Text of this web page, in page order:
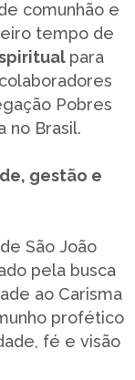
comunhão e
tempo de
para
Pobres
no Brasil.
gestão e
São João
pela busca
ao Carisma
profético
fé e visão